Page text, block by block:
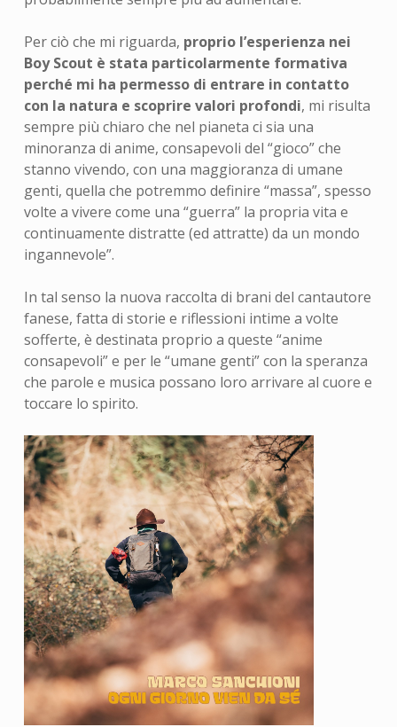
Per ciò che mi riguarda, proprio l’esperienza nei
Boy Scout è stata particolarmente formativa
perché mi ha permesso di entrare in contatto
con la natura e scoprire valori profondi, mi risulta
sempre più chiaro che nel pianeta ci sia una
minoranza di anime, consapevoli del “gioco” che
stanno vivendo, con una maggioranza di umane
genti, quella che potremmo definire “massa”, spesso
volte a vivere come una “guerra” la propria vita e
continuamente distratte (ed attratte) da un mondo
ingannevole”.
In tal senso la nuova raccolta di brani del cantautore
fanese, fatta di storie e riflessioni intime a volte
sofferte, è destinata proprio a queste “anime
consapevoli” e per le “umane genti” con la speranza
che parole e musica possano loro arrivare al cuore e
toccare lo spirito.